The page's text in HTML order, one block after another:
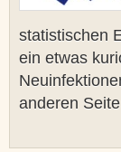
statistischen
ein etwas
anderen